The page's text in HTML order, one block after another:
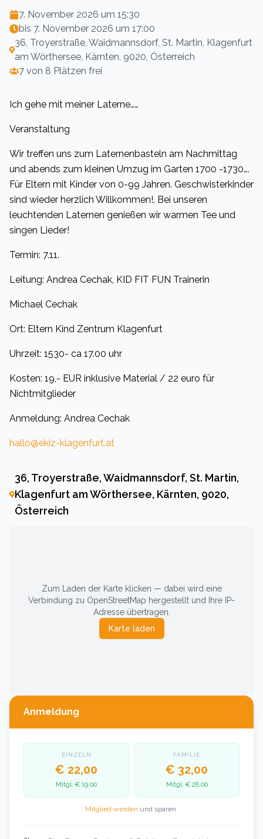
7. November 2026 um 15:30
bis 7. November 2026 um 17:00
36, Troyerstraße, Waidmannsdorf, St. Martin, Klagenfurt
am Wörthersee, Kärnten, 9020, Österreich
7 von 8 Plätzen frei
Ich gehe mit meiner Laterne……
Veranstaltung
Wir treffen uns zum Laternenbasteln am Nachmittag
und abends zum kleinen Umzug im Garten 1700 -1730….
Für Eltern mit Kinder von 0-99 Jahren. Geschwisterkinder
sind wieder herzlich Willkommen!. Bei unseren
leuchtenden Laternen genießen wir warmen Tee und
singen Lieder!
Termin: 7.11.
Leitung: Andrea Cechak, KID FIT FUN Trainerin
Michael Cechak
Ort: Eltern Kind Zentrum Klagenfurt
Uhrzeit: 1530- ca 17.00 uhr
Kosten: 19,- EUR inklusive Material / 22 euro für
Nichtmitglieder
Anmeldung: Andrea Cechak
hallo@ekiz-klagenfurt.at
36, Troyerstraße, Waidmannsdorf, St. Martin,
Klagenfurt am Wörthersee, Kärnten, 9020,
Österreich
Zum Laden der Karte klicken — dabei wird eine
Verbindung zu OpenStreetMap hergestellt und Ihre IP-
Adresse übertragen.
Karte laden
Anmeldung
EINZELN
€ 22,00
Mitgl. € 19,00
FAMILIE
€ 32,00
Mitgl. € 28,00
Mitglied werden und sparen.